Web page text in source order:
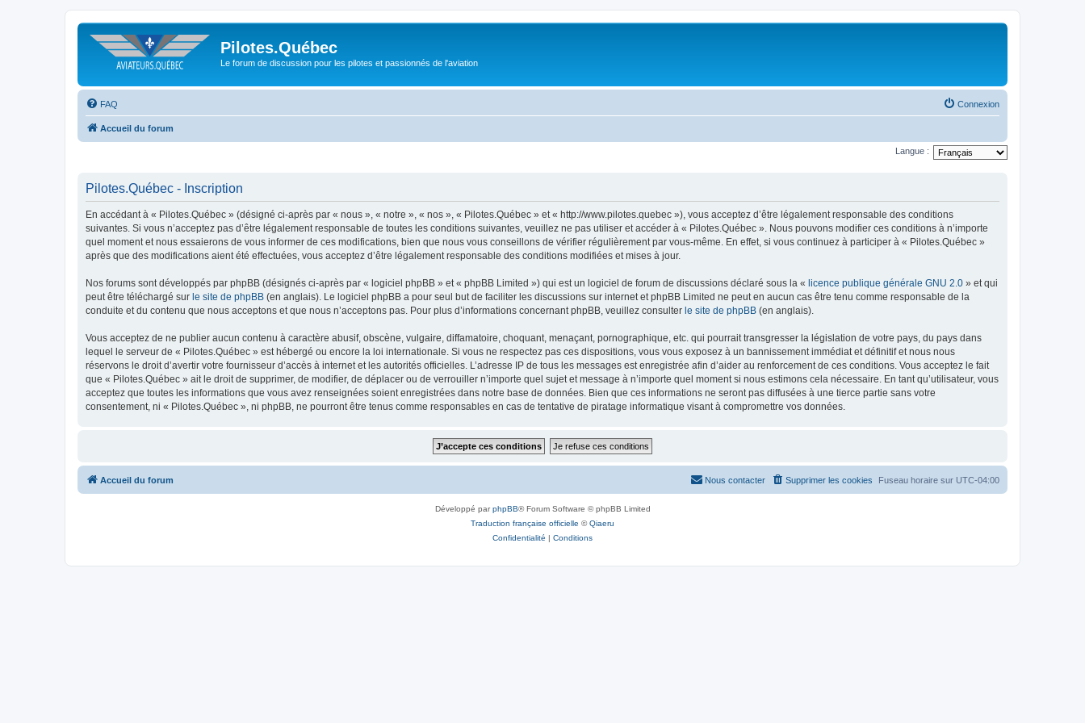
Pilotes.Québec
Le forum de discussion pour les pilotes et passionnés de l'aviation
FAQ Connexion
Accueil du forum
Langue :
Pilotes.Québec - Inscription
En accédant à « Pilotes.Québec » (désigné ci-après par « nous », « notre », « nos », « Pilotes.Québec » et « http://www.pilotes.quebec »), vous acceptez d’être légalement responsable des conditions
suivantes. Si vous n’acceptez pas d’être légalement responsable de toutes les conditions suivantes, veuillez ne pas utiliser et accéder à « Pilotes.Québec ». Nous pouvons modifier ces conditions à n’importe
quel moment et nous essaierons de vous informer de ces modifications, bien que nous vous conseillons de vérifier régulièrement par vous-même. En effet, si vous continuez à participer à « Pilotes.Québec »
après que des modifications aient été effectuées, vous acceptez d’être légalement responsable des conditions modifiées et mises à jour.
Nos forums sont développés par phpBB (désignés ci-après par « logiciel phpBB » et « phpBB Limited ») qui est un logiciel de forum de discussions déclaré sous la « licence publique générale GNU 2.0 » et qui
peut être téléchargé sur le site de phpBB (en anglais). Le logiciel phpBB a pour seul but de faciliter les discussions sur internet et phpBB Limited ne peut en aucun cas être tenu comme responsable de la
conduite et du contenu que nous acceptons et que nous n’acceptons pas. Pour plus d’informations concernant phpBB, veuillez consulter le site de phpBB (en anglais).
Vous acceptez de ne publier aucun contenu à caractère abusif, obscène, vulgaire, diffamatoire, choquant, menaçant, pornographique, etc. qui pourrait transgresser la législation de votre pays, du pays dans
lequel le serveur de « Pilotes.Québec » est hébergé ou encore la loi internationale. Si vous ne respectez pas ces dispositions, vous vous exposez à un bannissement immédiat et définitif et nous nous
réservons le droit d’avertir votre fournisseur d’accès à internet et les autorités officielles. L’adresse IP de tous les messages est enregistrée afin d’aider au renforcement de ces conditions. Vous acceptez le fait
que « Pilotes.Québec » ait le droit de supprimer, de modifier, de déplacer ou de verrouiller n’importe quel sujet et message à n’importe quel moment si nous estimons cela nécessaire. En tant qu’utilisateur, vous
acceptez que toutes les informations que vous avez renseignées soient enregistrées dans notre base de données. Bien que ces informations ne seront pas diffusées à une tierce partie sans votre
consentement, ni « Pilotes.Québec », ni phpBB, ne pourront être tenus comme responsables en cas de tentative de piratage informatique visant à compromettre vos données.
Accueil du forum Fuseau horaire sur UTC-04:00
Supprimer les cookies
Nous contacter
Développé parphpBB® Forum Software © phpBB Limited
Traduction française officielle ©Qiaeru
Confidentialité | Conditions